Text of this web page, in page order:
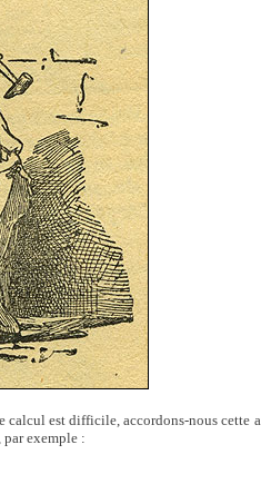
calcul est difficile, accordons-nous cette
par exemple :